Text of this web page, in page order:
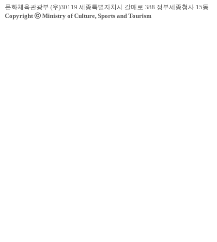
문화체육관광부 (우)30119 세종특별자치시 갈매로 388 정부세종청사 15동
Copyright ⓒ Ministry of Culture, Sports and Tourism